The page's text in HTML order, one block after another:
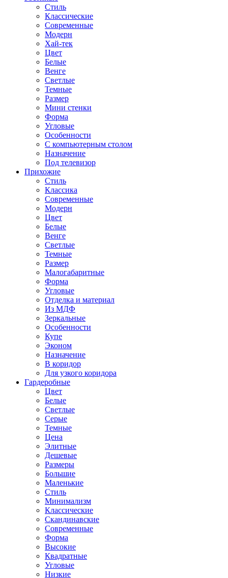
Стиль
Классические
Современные
Модерн
Хай-тек
Цвет
Белые
Венге
Светлые
Темные
Размер
Мини стенки
Форма
Угловые
Особенности
С компьютерным столом
Назначение
Под телевизор
Прихожие
Стиль
Классика
Современные
Модерн
Цвет
Белые
Венге
Светлые
Темные
Размер
Малогабаритные
Форма
Угловые
Отделка и материал
Из МДФ
Зеркальные
Особенности
Купе
Эконом
Назначение
В коридор
Для узкого коридора
Гардеробные
Цвет
Белые
Светлые
Серые
Темные
Цена
Элитные
Дешевые
Размеры
Большие
Маленькие
Стиль
Минимализм
Классические
Скандинавские
Современные
Форма
Высокие
Квадратные
Угловые
Низкие